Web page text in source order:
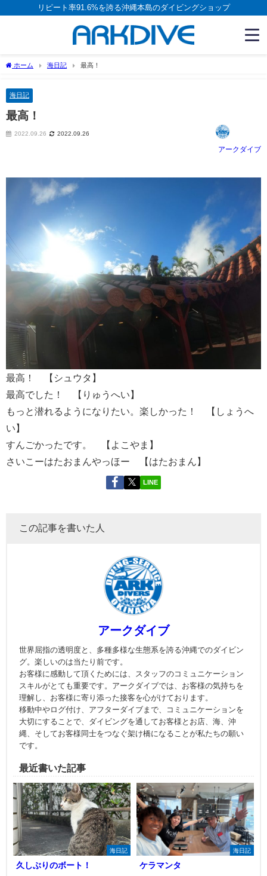
リピート率91.6%を誇る沖縄本島のダイビングショップ
ホーム 海日記 最高！
海日記
最高！
2022.09.26 2022.09.26
アークダイブ
最高！ 【シュウタ】
最高でした！ 【りゅうへい】
もっと潜れるようになりたい。楽しかった！ 【しょうへ
い】
すんごかったです。 【よこやま】
さいこーはたおまんやっほー 【はたおまん】
LINE
この記事を書いた人
アークダイブ
世界屈指の透明度と、多種多様な生態系を誇る沖縄でのダイビン
グ。楽しいのは当たり前です。
お客様に感動して頂くためには、スタッフのコミュニケーション
スキルがとても重要です。アークダイブでは、お客様の気持ちを
理解し、お客様に寄り添った接客を心がけております。
移動中やログ付け、アフターダイブまで、コミュニケーションを
大切にすることで、ダイビングを通してお客様とお店、海、沖
縄、そしてお客様同士をつなぐ架け橋になることが私たちの願い
です。
最近書いた記事
海日記
久しぶりのボート！
海日記
ケラマンタ